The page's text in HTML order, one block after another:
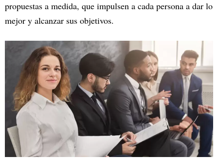
propuestas a medida, que impulsen a cada persona a dar lo
mejor y alcanzar sus objetivos.